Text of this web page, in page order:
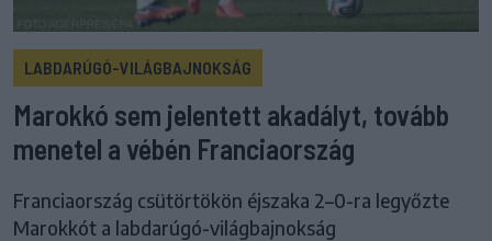
LABDARÚGÓ-VILÁGBAJNOKSÁG
Marokkó sem jelentett akadályt, tovább
menetel a vébén Franciaország
Franciaország csütörtökön éjszaka 2–0-ra legyőzte
Marokkót a labdarúgó-világbajnokság